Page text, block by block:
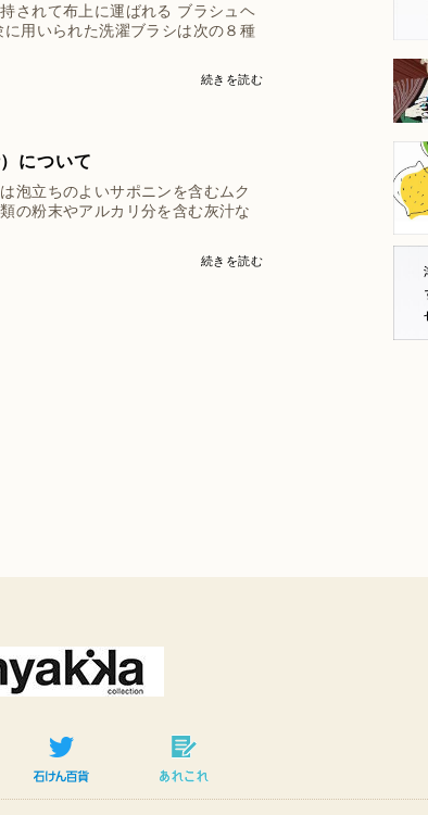
されて布上に運ばれる ブラシュヘ
用いられた洗濯ブラシは次の８種
続きを読む
について
泡立ちのよいサポニンを含むムク
の粉末やアルカリ分を含む灰汁な
続きを読む